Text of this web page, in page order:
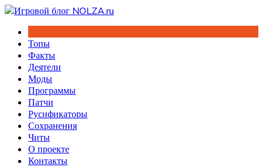
Перейти
содержимому
Топы
Факты
Деятели
Моды
Программы
Патчи
Русификаторы
Сохранения
Читы
О проекте
Контакты